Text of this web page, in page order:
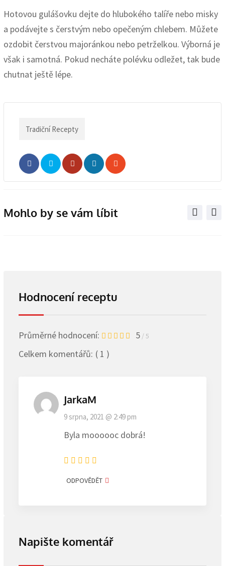
Hotovou gulášovku dejte do hlubokého talíře nebo misky
a podávejte s čerstvým nebo opečeným chlebem. Můžete
ozdobit čerstvou majoránkou nebo petrželkou. Výborná je
však i samotná. Pokud necháte polévku odležet, tak bude
chutnat ještě lépe.
Tradiční Recepty
WhatsappShare
Print
Mohlo by se vám líbit
Hodnocení receptu
Průměrné hodnocení: 5 / 5
Celkem komentářů: ( 1 )
JarkaM
9 srpna, 2021 @ 2:49 pm
Byla moooooc dobrá!
ODPOVĚDĚT
Napište komentář